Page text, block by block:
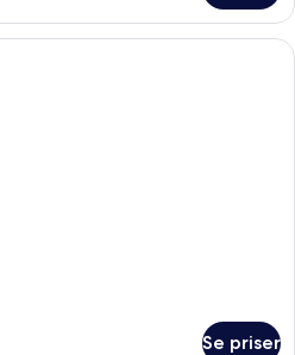
Et værelse med køjesenge, en
Se priser